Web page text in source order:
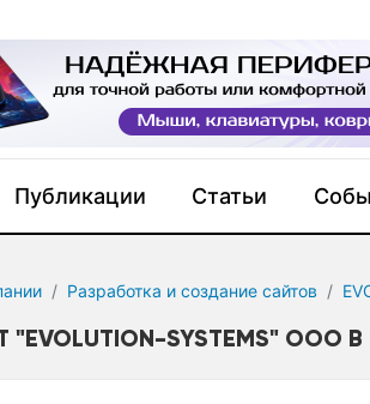
Публикации Статьи
Разработка и создание сайтов
SYSTEMS"